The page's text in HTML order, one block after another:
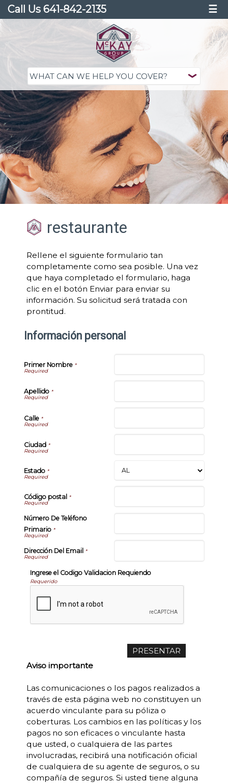
Call Us 641-842-2135 ☰
restaurante
Rellene el siguiente formulario tan
completamente como sea posible. Una vez
que haya completado el formulario, haga
clic en el botón Enviar para enviar su
información. Su solicitud será tratada con
prontitud.
Información personal
Primer Nombre *
Apellido*
Calle*
Ciudad*
Estado*
Código postal *
Número De Teléfono
Primario*
Dirección Del Email *
Ingrese el Codigo Validacion Requiendo
Requerido
Aviso importante
Las comunicaciones o los pagos realizados a
través de esta página web no constituyen un
acuerdo vinculante para su póliza o
coberturas. Los cambios en las políticas y los
pagos no son eficaces o vinculante hasta
que usted, o cualquiera de las partes
involucradas, recibirá una notificación oficial
de cualquiera de su agente de seguros, o su
compañía de seguros. Si usted tiene alguna